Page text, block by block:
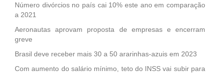
Número divórcios no país cai 10% este ano em comparação
a 2021
Aeronautas aprovam proposta de empresas e encerram
greve
Brasil deve receber mais 30 a 50 ararinhas-azuis em 2023
Com aumento do salário mínimo, teto do INSS vai subir para